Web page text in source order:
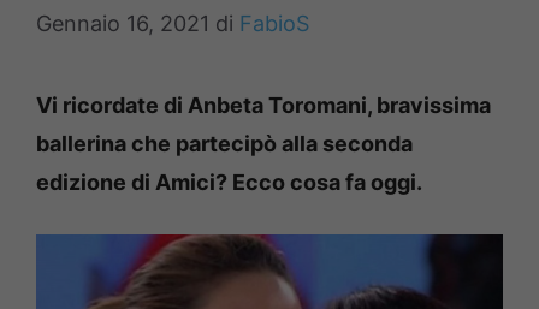
Gennaio 16, 2021 di FabioS
Vi ricordate di Anbeta Toromani, bravissima
ballerina che partecipò alla seconda
edizione di Amici? Ecco cosa fa oggi.